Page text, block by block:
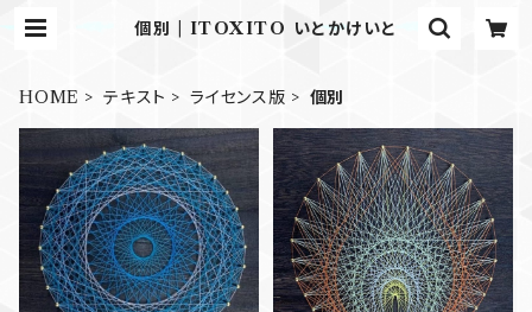
個別 | ITOXITO いとかけいと
HOME テキスト ライセンス版 個別